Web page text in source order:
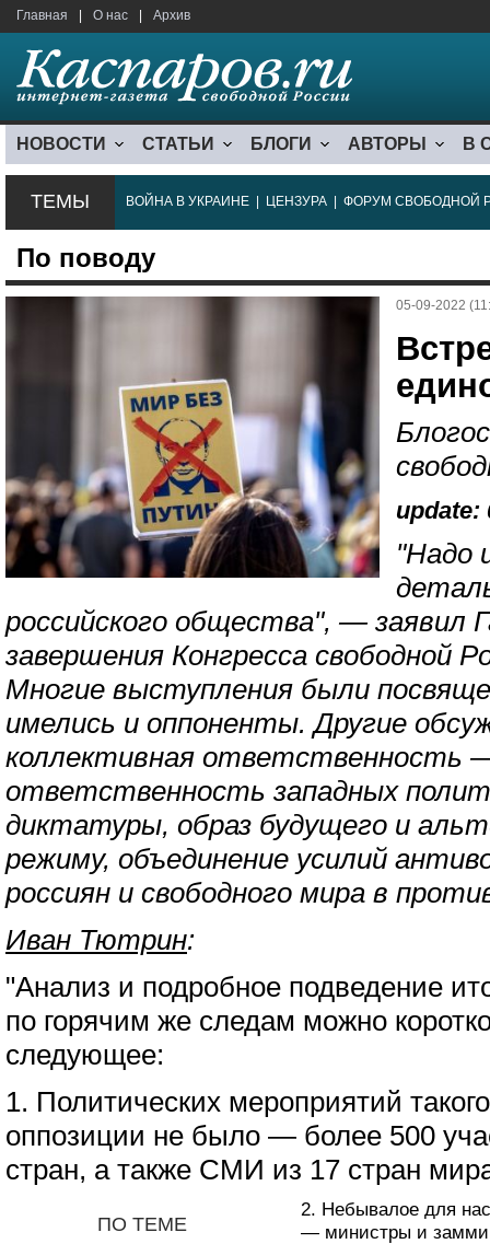
Главная О нас Архив
НОВОСТИ СТАТЬИ БЛОГИ АВТОРЫ В
ТЕМЫ ВОЙНА В УКРАИНЕ ЦЕНЗУРА ФОРУМ СВОБОДНОЙ
По поводу
05-09-2022
update:
"Надо
российского общества", — заявил
завершения Конгресса свободной
Многие выступления были
имелись и оппоненты. Другие
коллективная ответственность
ответственность западных
диктатуры, образ будущего и
режиму, объединение усилий
россиян и свободного мира в
Иван Тютрин:
"Анализ и подробное подведение
по горячим же следам можно
следующее:
1. Политических мероприятий
оппозиции не было — более 500
стран, а также СМИ из 17 стран
ПО ТЕМЕ
2. Небывалое для
— министры и